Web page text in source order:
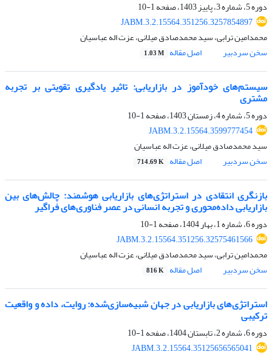
دوره 5، شماره 3، پاییز 1403، صفحه
1-10
JABM.3.2.15564.351256.3257854897
محمدامین ترابی، سید محمدصادق میلانی، عزت اله عباسیان
سخن سردبیر
اصل مقاله 1.03 M
سیستم‌های خودآموز در بازاریابی: تاثیر یادگیری تقویتی بر تجربه
مشتری
دوره 5، شماره 4، زمستان 1403، صفحه
1-10
JABM.3.2.15564.3599777454
سید محمدصادق میلانی، عزت اله عباسیان
سخن سردبیر
اصل مقاله 714.69 K
بازنگری انتقادی در استراتژی‌های بازاریابی هوشمند: چالش‌های بین
بازاریابی داده‌محوری و تجربه انسانی در عصر فناوری‌های فراگیر
دوره 6، شماره 1، بهار 1404، صفحه
1-10
JABM.3.2.15564.351256.32575461566
محمدامین ترابی، سید محمدصادق میلانی، عزت اله عباسیان
سخن سردبیر
اصل مقاله 816 K
استراتژی‌های بازاریابی در جهان شبیه‌سازی‌شده: روایت، داده و واقعیت
ترکیبی
دوره 6، شماره 2، تابستان 1404، صفحه
1-10
JABM.3.2.15564.35125656565041